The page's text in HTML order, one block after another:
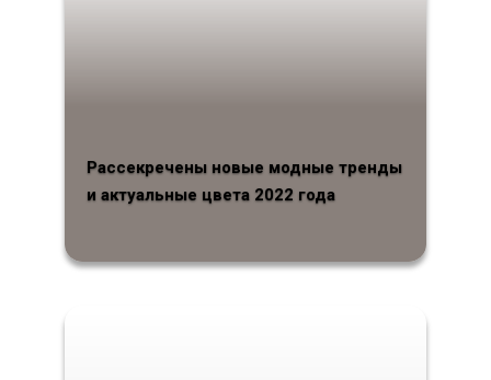
Рассекречены новые модные тренды
и актуальные цвета 2022 года